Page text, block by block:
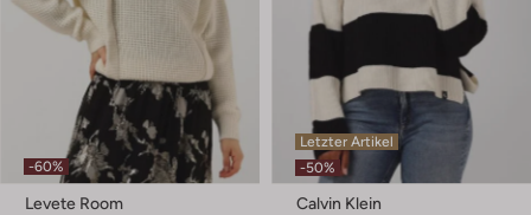
-60%
Levete Room
Letzter Artikel
-50%
Calvin Klein